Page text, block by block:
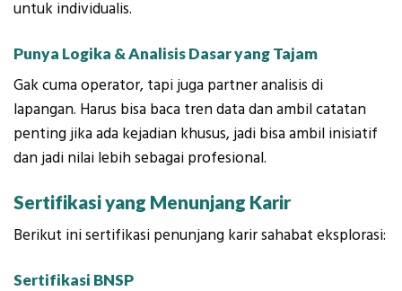
untuk individualis.
Punya Logika & Analisis Dasar yang Tajam
Gak cuma operator, tapi juga partner analisis di
lapangan. Harus bisa baca tren data dan ambil catatan
penting jika ada kejadian khusus, jadi bisa ambil inisiatif
dan jadi nilai lebih sebagai profesional.
Sertifikasi yang Menunjang Karir
Berikut ini sertifikasi penunjang karir sahabat eksplorasi:
Sertifikasi BNSP